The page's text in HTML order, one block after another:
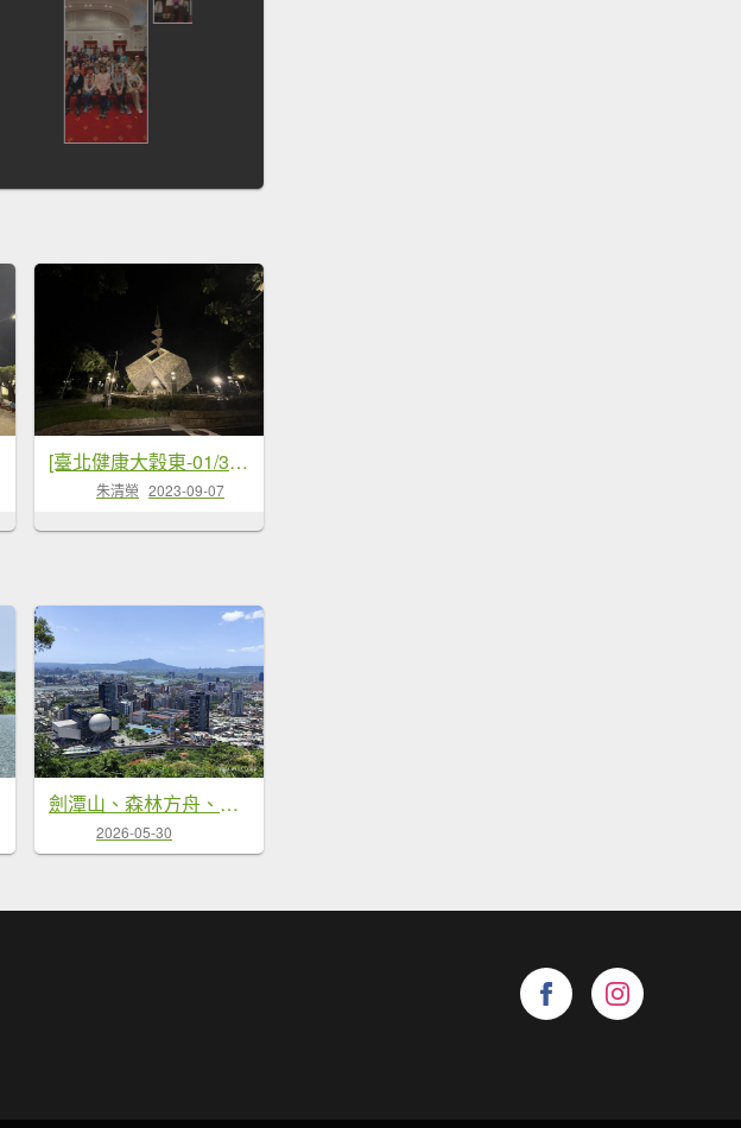
[臺北健康大穀東-01/34] 2023_0704_二二八公園
朱清榮 2023-09-07
劍潭山、森林方舟、微風平台、圓山水神社、劍潭公園、八二三砲戰紀念公園
2026-05-30